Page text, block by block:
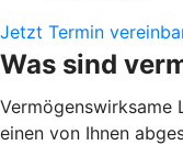
Jetzt Termin
Was sind
Vermögenswirksame
einen von Ihnen